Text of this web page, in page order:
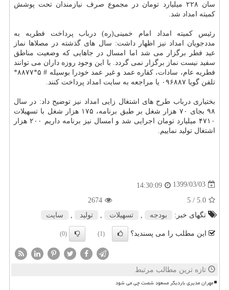
سان ۲۲۸ میلیارد تومان در مجموع صرف نیازمندان تحت پوشش
کمیته امداد شد.
رئیس کمیته امداد امام خمینی(ره) درباب پرداخت فطریه به
مددجویان امداد نیز اظهار داشت: سال های گذشته در مصلاها نماز
عید فطر برگزار می شد اما امسال در جاهایی که وضعیت مناطق
سفید نیست نماز برگزار نمی گردد. با این وجود روزه داران می توانند
فطریه عام، سادات، کفاره عمد و غیر عمد خودرا بوسیله # ۵*۸۸۷۷*
تلفن گویا ۰۹۶۸۸۷ یا مراجعه به سایت امداد پرداخت کنند.
بختیاری درباب طرح های اشتغال زایی امداد نیز توضیح داد: در سال
۹۸ بجای ۷۰ هزار شغل بر طبق برنامه، ۱۷۵ هزار شغل با تسهیلات
۴۷۱۰ میلیارد تومان اجرایی شد و امسال نیز برنامه داریم ۲۰۰ هزار
اشتغال تولید نماییم.
1399/03/03
14:30:09
5.0
/ 5
2674
تگهای خبر:
بودجه تسهیلات تولید سایت
این مطلب را می پسندید؟ (1)
(0)
تازه ترین مطالب مرتبط
مهران مدیری باردیگر مسعود شصت چی می شود